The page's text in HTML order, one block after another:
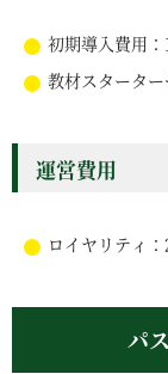
初期導入費用：
教材スターター
運営費用
ロイヤリティ
パ